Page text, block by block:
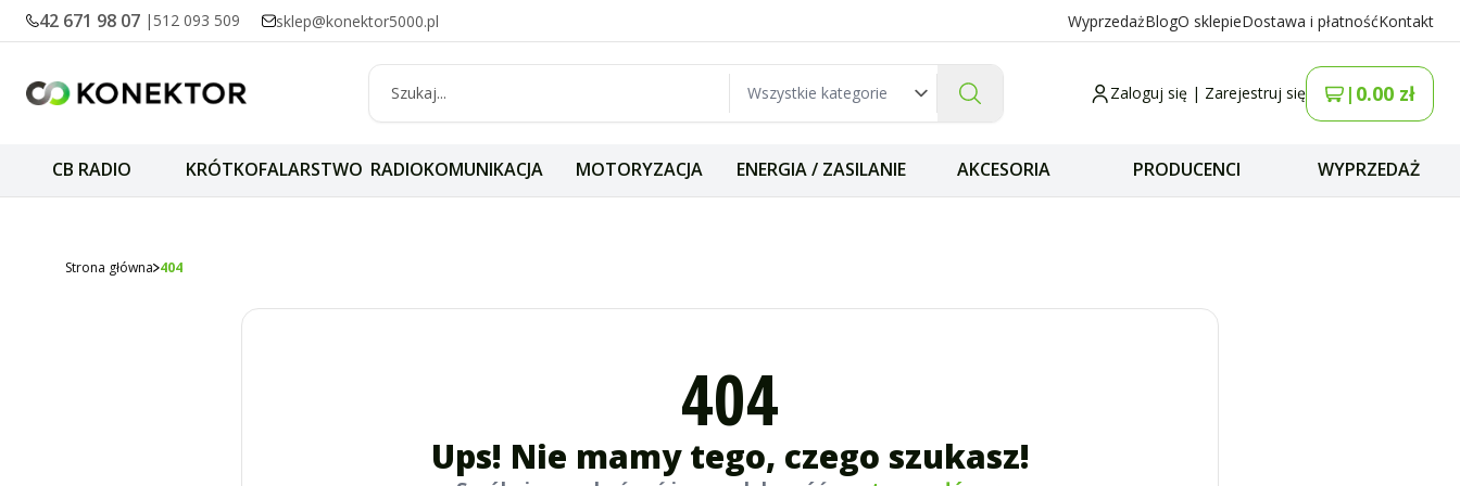
42 671 98 07 | 512 093 509 sklep@konektor5000.pl WyprzedażBlogO sklepieDostawa i płatnośćKontakt
Zaloguj się | Zarejestruj się | 0.00 zł
CB RADIO KRÓTKOFALARSTWO RADIOKOMUNIKACJA MOTORYZACJA ENERGIA / ZASILANIE AKCESORIA PRODUCENCI WYPRZEDAŻ
Strona główna 404
404
Ups! Nie mamy tego, czego szukasz!